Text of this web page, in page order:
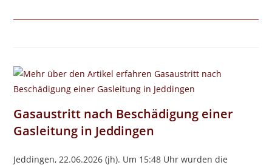
Gasaustritt nach Beschädigung einer
Gasleitung in Jeddingen
Jeddingen, 22.06.2026 (jh). Um 15:48 Uhr wurden die